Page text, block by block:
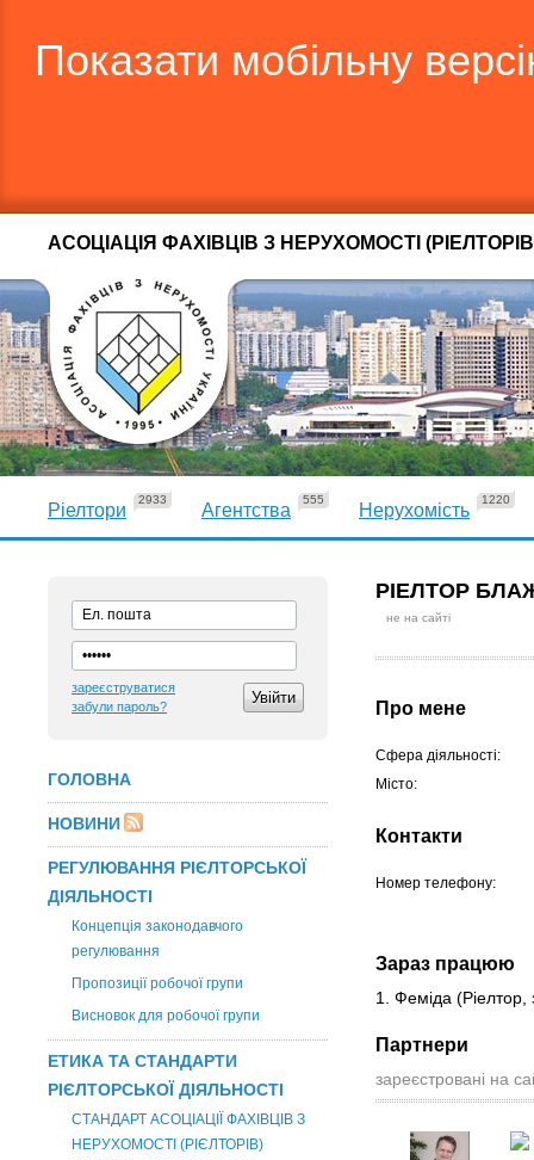
Показати мобільну
АСОЦІАЦІЯ ФАХІВЦІВ З НЕРУХОМОСТІ
Ріелтори
2933
Агентства
555
Нерухомість
1220
зареєструватися
забули пароль?
ГОЛОВНА
НОВИНИ
РЕГУЛЮВАННЯ РІЄЛТОРСЬКОЇ
ДІЯЛЬНОСТІ
Концепція законодавчого
регулювання
Пропозиції робочої групи
Висновок для робочої групи
ЕТИКА ТА СТАНДАРТИ
РІЄЛТОРСЬКОЇ ДІЯЛЬНОСТІ
СТАНДАРТ АСОЦІАЦІЇ ФАХІВЦІВ З
НЕРУХОМОСТІ (РІЄЛТОРІВ)
РІЕЛТОР
не на сайті
Про мене
Сфера діяльності:
Місто:
Контакти
Номер телефону:
Зараз працюю
1. Феміда (Ріелтор,
Партнери
зареєстровані на